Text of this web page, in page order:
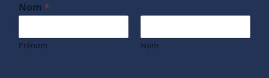
Nom *
Prénom Nom